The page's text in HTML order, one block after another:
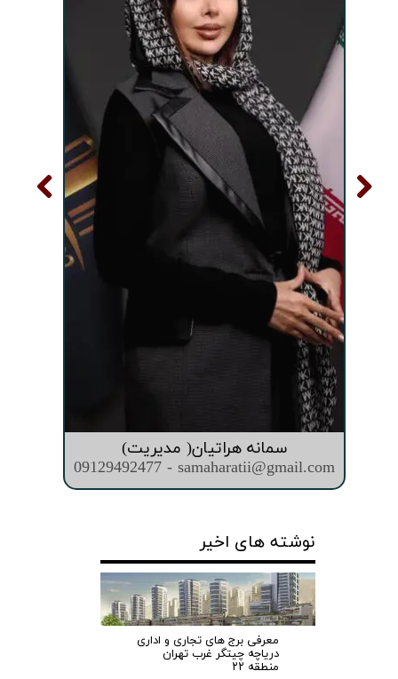
سمانه هراتیان( مدیریت)
09129492477 - samaharatii@gmail.com
نوشته های اخیر
معرفی برج های تجاری و اداری
دریاچه چیتگر غرب تهران
منطقه ۲۲